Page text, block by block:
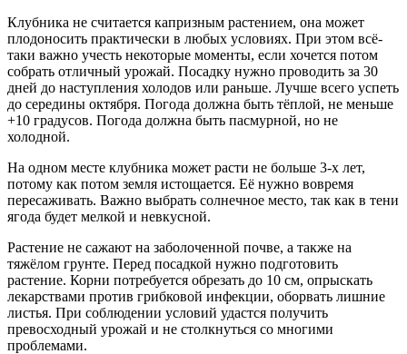
Клубника не считается капризным растением, она может
плодоносить практически в любых условиях. При этом всё-
таки важно учесть некоторые моменты, если хочется потом
собрать отличный урожай. Посадку нужно проводить за 30
дней до наступления холодов или раньше. Лучше всего успеть
до середины октября. Погода должна быть тёплой, не меньше
+10 градусов. Погода должна быть пасмурной, но не
холодной.
На одном месте клубника может расти не больше 3-х лет,
потому как потом земля истощается. Её нужно вовремя
пересаживать. Важно выбрать солнечное место, так как в тени
ягода будет мелкой и невкусной.
Растение не сажают на заболоченной почве, а также на
тяжёлом грунте. Перед посадкой нужно подготовить
растение. Корни потребуется обрезать до 10 см, опрыскать
лекарствами против грибковой инфекции, оборвать лишние
листья. При соблюдении условий удастся получить
превосходный урожай и не столкнуться со многими
проблемами.